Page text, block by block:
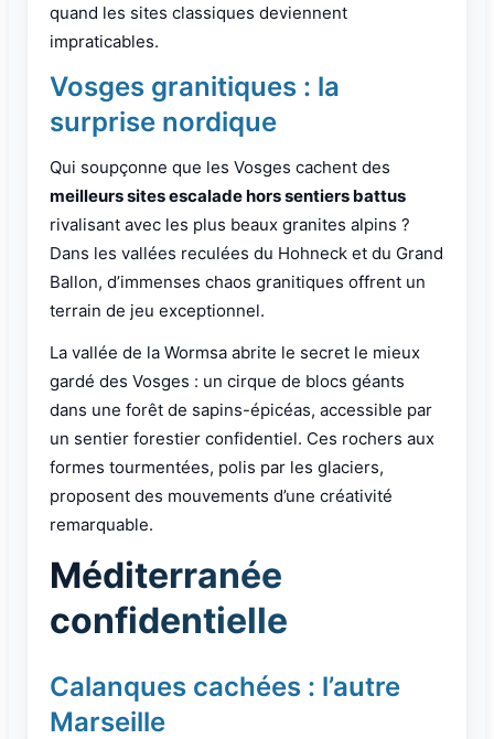
quand les sites classiques deviennent
impraticables.
Vosges granitiques : la
surprise nordique
Qui soupçonne que les Vosges cachent des
meilleurs sites escalade hors sentiers battus
rivalisant avec les plus beaux granites alpins ?
Dans les vallées reculées du Hohneck et du Grand
Ballon, d’immenses chaos granitiques offrent un
terrain de jeu exceptionnel.
La vallée de la Wormsa abrite le secret le mieux
gardé des Vosges : un cirque de blocs géants
dans une forêt de sapins-épicéas, accessible par
un sentier forestier confidentiel. Ces rochers aux
formes tourmentées, polis par les glaciers,
proposent des mouvements d’une créativité
remarquable.
Méditerranée
confidentielle
Calanques cachées : l’autre
Marseille